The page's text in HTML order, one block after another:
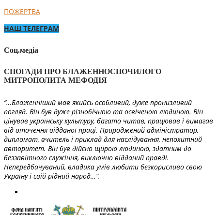
ПОЖЕРТВА
НАШ ТЕЛЕГРАМ
Соц.медіа
СПОГАДИ ПРО БЛАЖЕННОСПОЧИЛОГО
МИТРОПОЛИТА МЕФОДІЯ
“…Блаженніший мав якийсь особливий, дуже пронизливий
погляд. Він був дуже різнобічною та освіченою людиною. Він
цінував українську культуру, багато читав, працював і вимагав
від оточення відданої праці. Природжений адміністратор,
дипломат, вчитель і приклад для наслідування, непохитний
авторитет. Він був дійсно щирою людиною, здатним до
беззавітного служіння, виключно відданий правді.
Непередбачуваний, владика умів любити безкорисливо свою
Україну і свій рідний народ…”.